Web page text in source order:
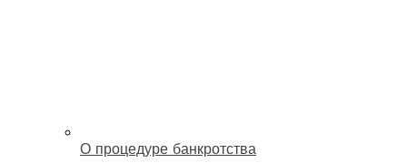
О процедуре банкротства